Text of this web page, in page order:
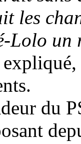
les
Lolo
du